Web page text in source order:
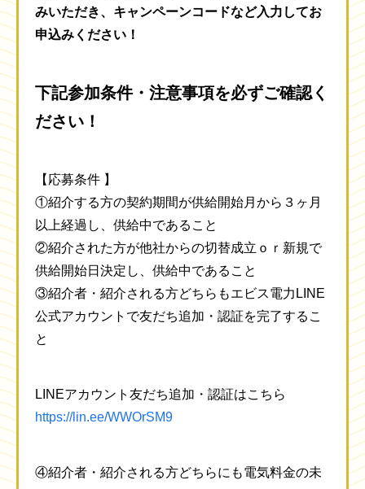
みいただき、キャンペーンコードなど入力してお
申込みください！
下記参加条件・注意事項を必ずご確認く
ださい！
【応募条件 】
①紹介する方の契約期間が供給開始月から３ヶ月
以上経過し、供給中であること
②紹介された方が他社からの切替成立ｏｒ新規で
供給開始日決定し、供給中であること
③紹介者・紹介される方どちらもエビス電力LINE
公式アカウントで友だち追加・認証を完了するこ
と
LINEアカウント友だち追加・認証はこちら
https://lin.ee/WWOrSM9
④紹介者・紹介される方どちらにも電気料金の未